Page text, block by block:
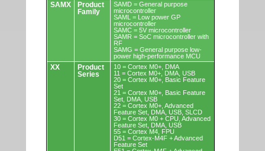
SAMX
Product
Family
SAMD = General purpose
microcontroller
SAML = Low power GP
microcontroller
SAMC = 5V microcontroller
SAMR = SoC microcontroller with
RF
SAMG = General purpose low-
power high-performance MCU
XX
Product
Series
10 = Cortex M0+, DMA
11 = Cortex M0+, DMA, USB
20 = Cortex M0+, Basic Feature
Set
21 = Cortex M0+, Basic Feature
Set, DMA, USB
22 = Cortex M0+, Advanced
Feature Set, DMA, USB, SLCD
30 = Cortex M0 + CPU, Advanced
Feature Set, DMA, USB
55 = Cortex M4, FPU
D51 = Cortex-M4F + Advanced
Feature Set